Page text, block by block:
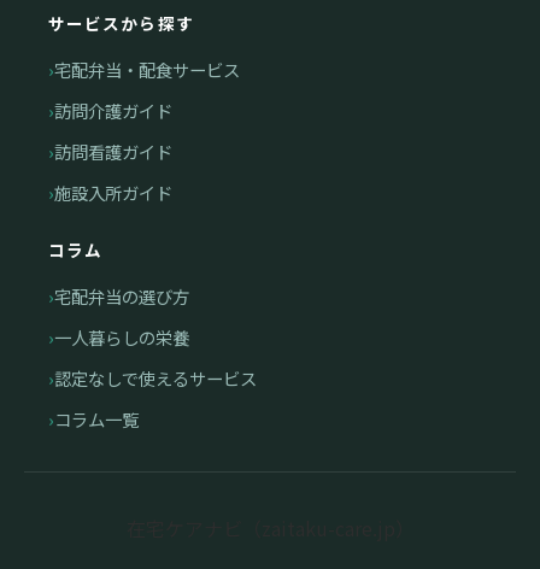
サービスから探す
宅配弁当・配食サービス
訪問介護ガイド
訪問看護ガイド
施設入所ガイド
コラム
宅配弁当の選び方
一人暮らしの栄養
認定なしで使えるサービス
コラム一覧